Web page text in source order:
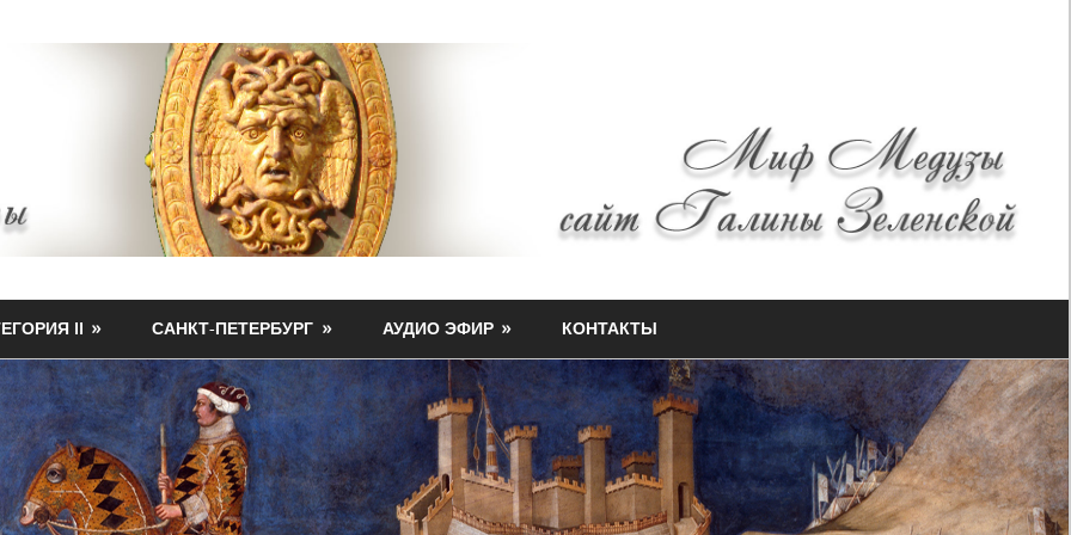
II САНКТ-ПЕТЕРБУРГ АУДИО ЭФИР КОНТАКТЫ